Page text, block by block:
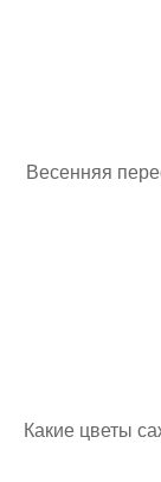
Весенняя
Какие цветы